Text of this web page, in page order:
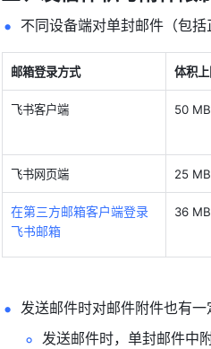
不同设备端对单封邮件（包括
邮箱登录方式 体积
飞书客户端 50 MB
飞书网页端
25 MB
在第三方邮箱客户端登录
飞书邮箱
36 MB
发送邮件时对邮件附件也有一
发送邮件时，单封邮件中